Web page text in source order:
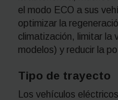
el modo ECO a sus
optimizar la
climatización, limitar la
modelos) y reducir la
Tipo de trayecto
Los vehículos